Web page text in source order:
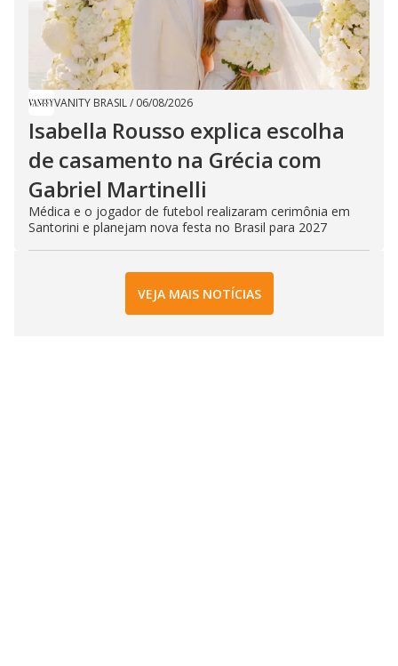
VANITY BRASIL/ 06/08/2026
Isabella Rousso explica escolha
de casamento na Grécia com
Gabriel Martinelli
Médica e o jogador de futebol realizaram cerimônia em
Santorini e planejam nova festa no Brasil para 2027
VEJA MAIS NOTÍCIAS